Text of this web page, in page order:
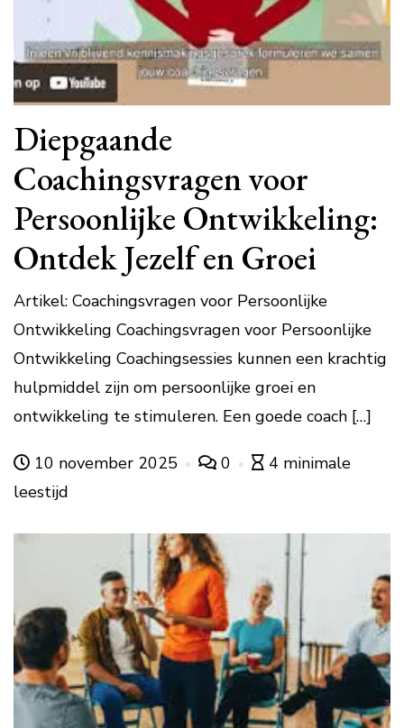
Diepgaande
Coachingsvragen voor
Persoonlijke Ontwikkeling:
Ontdek Jezelf en Groei
Artikel: Coachingsvragen voor Persoonlijke
Ontwikkeling Coachingsvragen voor Persoonlijke
Ontwikkeling Coachingsessies kunnen een krachtig
hulpmiddel zijn om persoonlijke groei en
ontwikkeling te stimuleren. Een goede coach […]
10 november 2025 0
4 minimale
leestijd